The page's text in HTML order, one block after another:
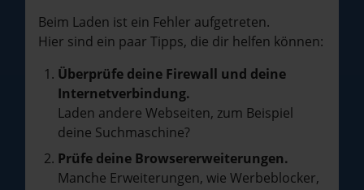
Beim Laden ist ein Fehler aufgetreten.
Hier sind ein paar Tipps, die dir helfen können:
Überprüfe deine Firewall und deine
Internetverbindung.
Laden andere Webseiten, zum Beispiel
deine Suchmaschine?
Prüfe deine Browsererweiterungen.
Manche Erweiterungen, wie Werbeblocker,